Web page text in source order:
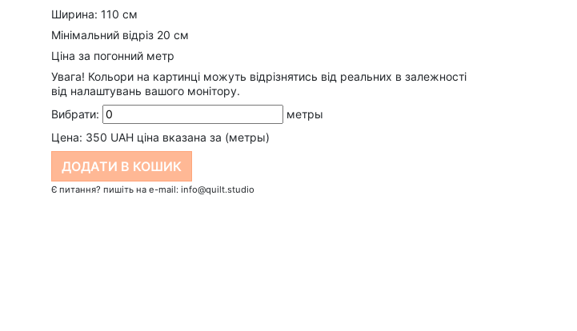
Ширина: 110 см
Мінімальний відріз 20 см
Ціна за погонний метр
Увага! Кольори на картинці можуть відрізнятись від реальних в залежності
від налаштувань вашого монітору.
Вибрати:
метры
Цена: 350 UAH ціна вказана за (метры)
Є питання? пишіть на e-mail: info@quilt.studio